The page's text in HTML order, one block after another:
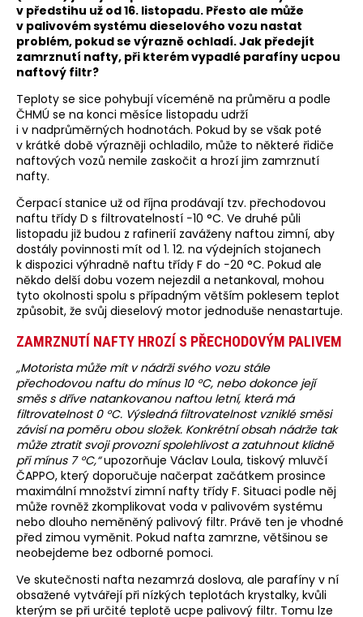
v předstihu už od 16. listopadu. Přesto ale může
v palivovém systému dieselového vozu nastat
problém, pokud se výrazně ochladí. Jak předejít
zamrznutí nafty, při kterém vypadlé parafíny ucpou
naftový filtr?
Teploty se sice pohybují víceméně na průměru a podle
ČHMÚ se na konci měsíce listopadu udrží
i v nadprůměrných hodnotách. Pokud by se však poté
v krátké době výrazněji ochladilo, může to některé řidiče
naftových vozů nemile zaskočit a hrozí jim zamrznutí
nafty.
Čerpací stanice už od října prodávají tzv. přechodovou
naftu třídy D s filtrovatelností −10 °C. Ve druhé půli
listopadu již budou z rafinerií zaváženy naftou zimní, aby
dostály povinnosti mít od 1. 12. na výdejních stojanech
k dispozici výhradně naftu třídy F do −20 °C. Pokud ale
někdo delší dobu vozem nejezdil a netankoval, mohou
tyto okolnosti spolu s případným větším poklesem teplot
způsobit, že svůj dieselový motor jednoduše nenastartuje.
ZAMRZNUTÍ NAFTY HROZÍ S PŘECHODOVÝM PALIVEM
„Motorista může mít v nádrži svého vozu stále
přechodovou naftu do mínus 10 °C, nebo dokonce její
směs s dříve natankovanou naftou letní, která má
filtrovatelnost 0 °C. Výsledná filtrovatelnost vzniklé směsi
závisí na poměru obou složek. Konkrétní obsah nádrže tak
může ztratit svoji provozní spolehlivost a zatuhnout klidně
při mínus 7 °C,“upozorňuje Václav Loula, tiskový mluvčí
ČAPPO, který doporučuje načerpat začátkem prosince
maximální množství zimní nafty třídy F. Situaci podle něj
může rovněž zkomplikovat voda v palivovém systému
nebo dlouho neměněný palivový filtr. Právě ten je vhodné
před zimou vyměnit. Pokud nafta zamrzne, většinou se
neobejdeme bez odborné pomoci.
Ve skutečnosti nafta nezamrzá doslova, ale parafíny v ní
obsažené vytvářejí při nízkých teplotách krystalky, kvůli
kterým se při určité teplotě ucpe palivový filtr. Tomu lze